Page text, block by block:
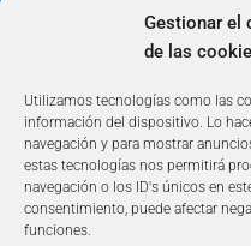
Gestionar el
de las
Utilizamos tecnologías como las
información del dispositivo. Lo
navegación y para mostrar
estas tecnologías nos permitirá
navegación o los ID's únicos en
consentimiento, puede afectar
funciones.
Entretenimiento